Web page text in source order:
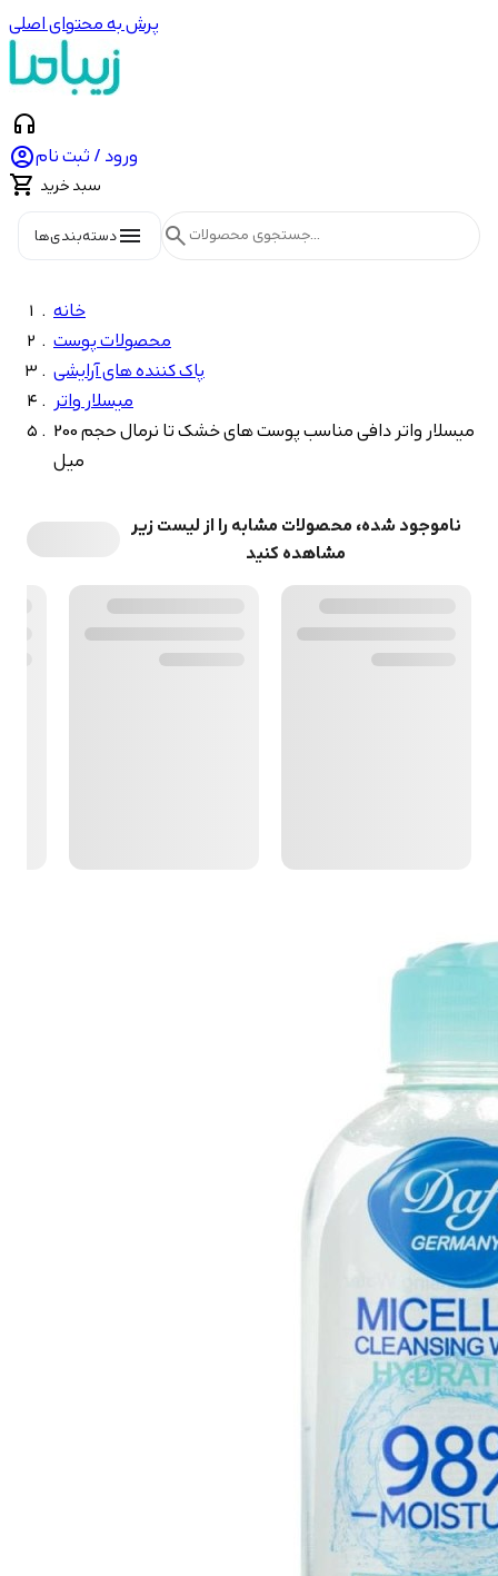
پرش به محتوای اصلی
headphones
ورود / ثبت نام
 سبد خرید
menuدسته‌بندی‌ها search
خانه
محصولات پوست
پاک کننده های آرایشی
میسلار واتر
میسلار واتر دافی مناسب پوست های خشک تا نرمال حجم 200
میل
ناموجود شده، محصولات مشابه را از لیست زیر
مشاهده کنید